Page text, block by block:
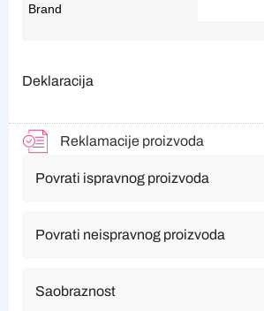
Brand
Deklaracija
Reklamacije proizvoda
Povrati ispravnog proizvoda
Povrati neispravnog proizvoda
Saobraznost